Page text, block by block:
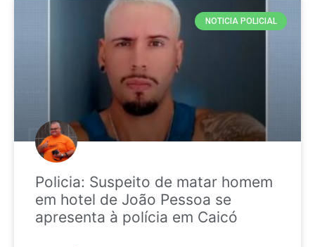
NOTICIA POLICIAL
Policia: Suspeito de matar homem
em hotel de João Pessoa se
apresenta à polícia em Caicó